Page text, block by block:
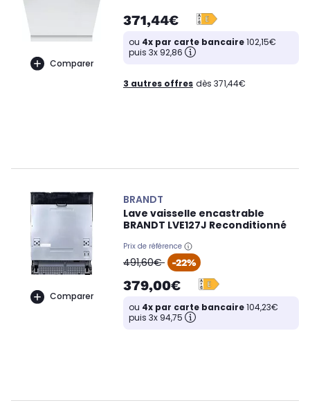
Comparer
371,44€
ou 4x par carte bancaire102,15€
puis 3x 92,86
3 autres offres dès 371,44€
Comparer
BRANDT
Lave vaisselle encastrable
BRANDT LVE127J Reconditionné
Prix de référence
oldPrice
491,60€ -22%
379,00€
ou 4x par carte bancaire104,23€
puis 3x 94,75